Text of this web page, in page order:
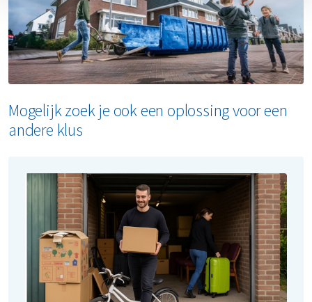
zoveel mogelijk afval om in waardevolle circulaire
materialen..
Mogelijk zoek je ook een oplossing voor een
andere klus